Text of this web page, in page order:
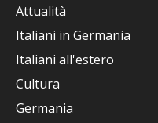
Attualità
Italiani in Germania
Italiani all'estero
Cultura
Germania